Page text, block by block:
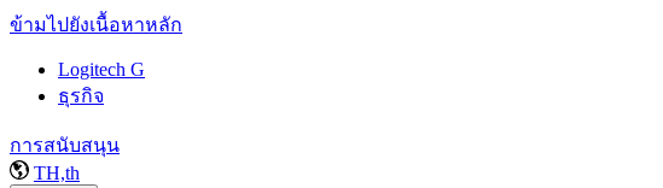
ข้ามไปยังเนื้อหาหลัก
Logitech G
ธุรกิจ
การสนับสนุน
TH,th